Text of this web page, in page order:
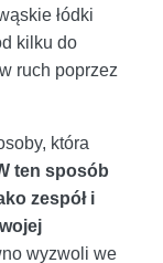
łódki
kilku do
ruch poprzez
która
ten sposób
zespół i
wyzwoli we